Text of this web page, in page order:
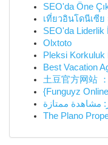
SEO'da Öne
เที่ยวอินโดนีเซี
SEO'da Liderlik
Olxtoto
Pleksi Korkuluk
Best Vacation
土豆官方网站
{Funguyz
مشاهدة ممتازة
The Plano